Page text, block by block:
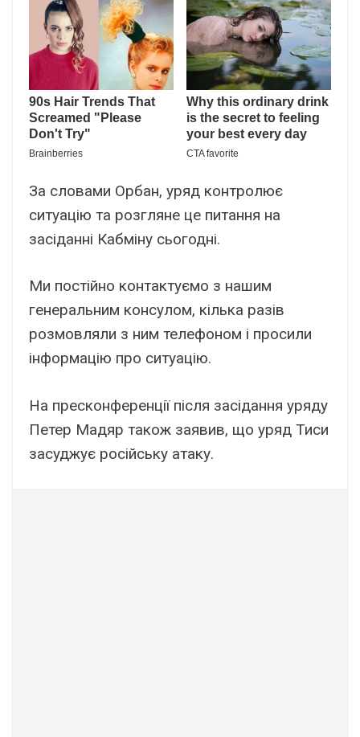
За словами Орбан, уряд контролює
ситуацію та розгляне це питання на
засіданні Кабміну сьогодні.
Ми постійно контактуємо з нашим
генеральним консулом, кілька разів
розмовляли з ним телефоном і просили
інформацію про ситуацію.
На пресконференції після засідання уряду
Петер Мадяр також заявив, що уряд Тиси
засуджує російську атаку.